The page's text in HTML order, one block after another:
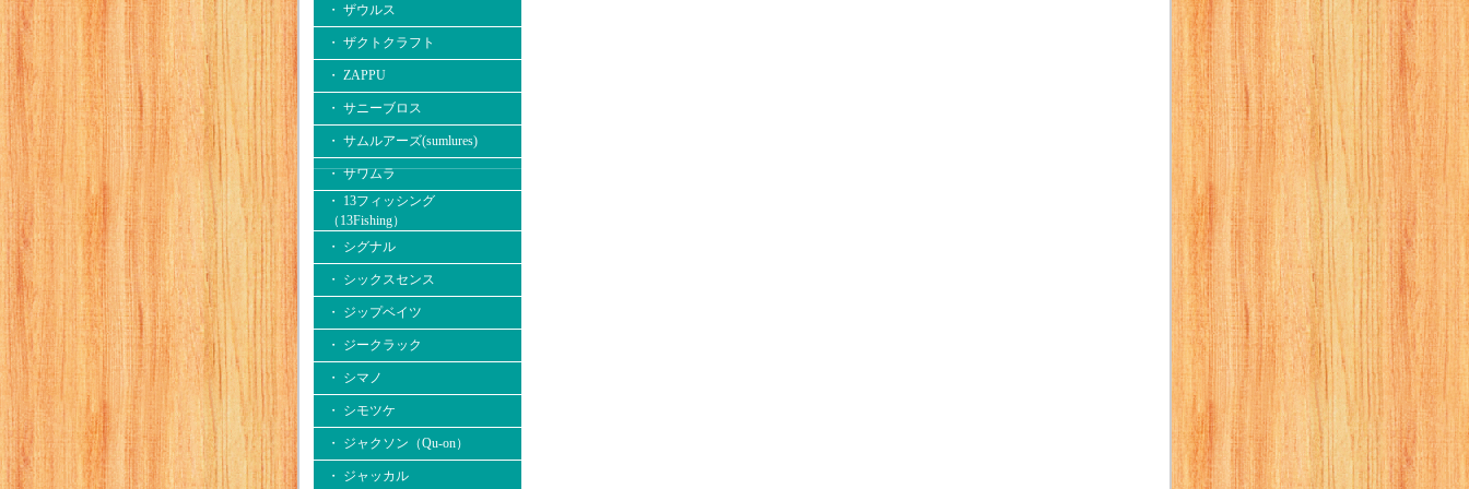
・ ザウルス
・ ザクトクラフト
・ ZAPPU
・ サニーブロス
・ サムルアーズ(sumlures)
・ サワムラ
・ 13フィッシング
（13Fishing）
・ シグナル
・ シックスセンス
・ ジップベイツ
・ ジークラック
・ シマノ
・ シモツケ
・ ジャクソン（Qu-on）
・ ジャッカル